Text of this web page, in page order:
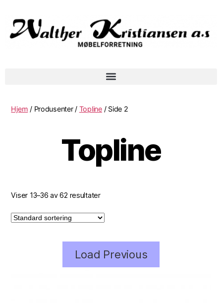
Hjem / Produsenter / Topline/ Side 2
Topline
Viser 13–36 av 62 resultater
Load Previous